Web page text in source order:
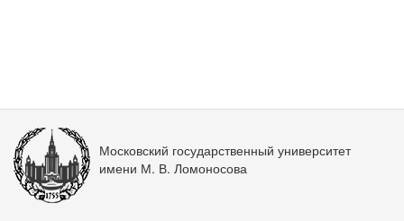
Московский государственный университет
имени М. В. Ломоносова